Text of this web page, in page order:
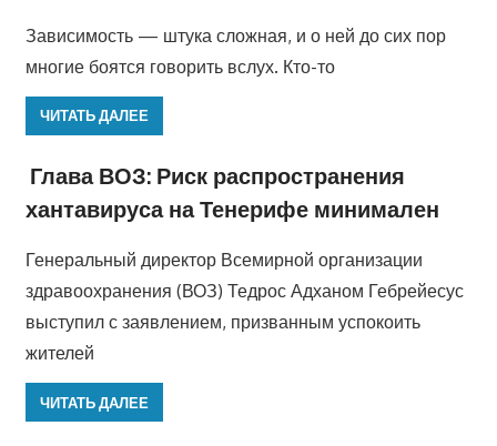
Зависимость — штука сложная, и о ней до сих пор
многие боятся говорить вслух. Кто-то
ЧИТАТЬ ДАЛЕЕ
Глава ВОЗ: Риск распространения
хантавируса на Тенерифе минимален
Генеральный директор Всемирной организации
здравоохранения (ВОЗ) Тедрос Адханом Гебрейесус
выступил с заявлением, призванным успокоить
жителей
ЧИТАТЬ ДАЛЕЕ